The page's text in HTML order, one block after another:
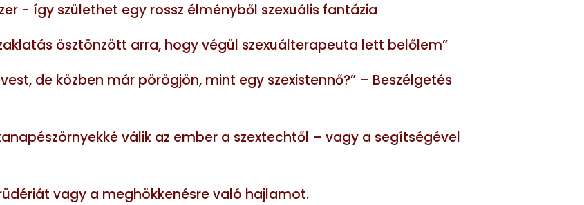
- így születhet egy rossz élményből szexuális fantázia
ösztönzött arra, hogy végül szexuálterapeuta lett belőlem”
de közben már pörögjön, mint egy szexistennő?” – Beszélgetés
válik az ember a szextechtől – vagy a segítségével
vagy a meghökkenésre való hajlamot.